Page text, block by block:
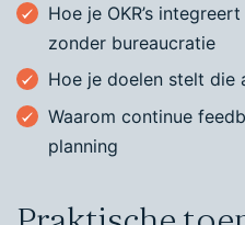
Hoe je OKR’s
zonder bureaucratie
Hoe je doelen stelt die
Waarom continue
planning